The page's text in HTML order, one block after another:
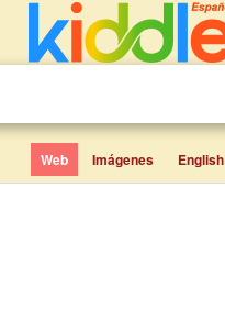
Web Imágenes English